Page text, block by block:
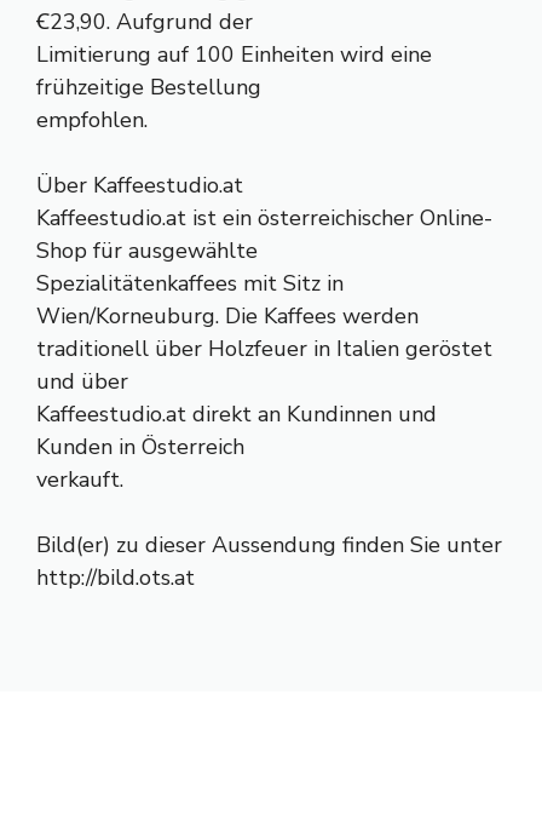
Ꞓ23,90. Aufgrund der
Limitierung auf 100 Einheiten wird eine
frühzeitige Bestellung
empfohlen.
Über Kaffeestudio.at
Kaffeestudio.at ist ein österreichischer Online-
Shop für ausgewählte
Spezialitätenkaffees mit Sitz in
Wien/Korneuburg. Die Kaffees werden
traditionell über Holzfeuer in Italien geröstet
und über
Kaffeestudio.at direkt an Kundinnen und
Kunden in Österreich
verkauft.
Bild(er) zu dieser Aussendung finden Sie unter
http://bild.ots.at